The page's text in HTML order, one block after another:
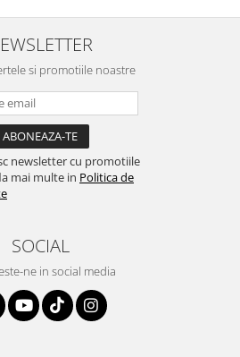
si promotiile noastre
newsletter cu promotiile
mai multe in Politica de
SOCIAL
ne in social media